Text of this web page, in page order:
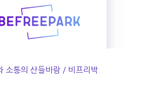
소통의 산들바람 / 비프리박